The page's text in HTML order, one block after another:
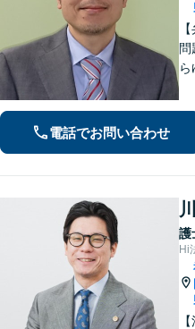
ら
電話でお問い合わせ
護
Hi